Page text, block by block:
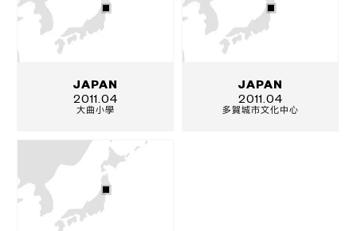
JAPAN
2011.04
大曲小學
JAPAN
2011.04
多賀城市文化中心